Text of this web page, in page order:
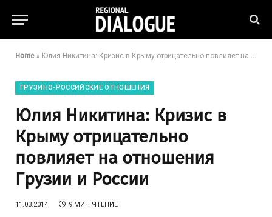
Home » Юлия Никитина: Кризис в Крыму отрицательно повлияет на отношения Грузии и России
ГРУЗИНО-РОССИЙСКИЕ ОТНОШЕНИЯ
Юлия Никитина: Кризис в
Крыму отрицательно
повлияет на отношения
Грузии и России
11.03.2014 9 МИН ЧТЕНИЕ